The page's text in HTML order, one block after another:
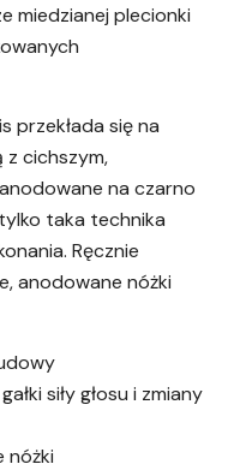
miedzianej plecionki
przekłada się na
cichszym,
na czarno
taka technika
Ręcznie
anodowane nóżki
siły głosu i zmiany
nóżki